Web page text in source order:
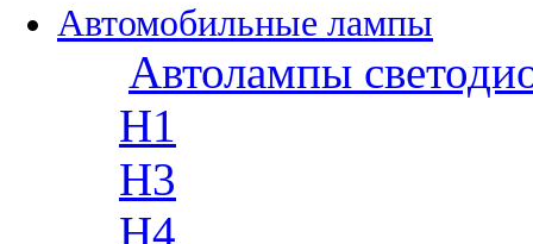
Автомобильные лампы
Автолампы
H1
H3
H4